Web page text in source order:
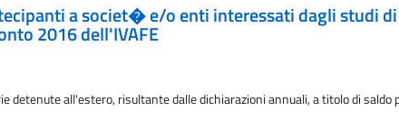
a societ� e/o enti interessati dagli studi
2016 dell'IVAFE
all'estero, risultante dalle dichiarazioni annuali, a titolo di saldo